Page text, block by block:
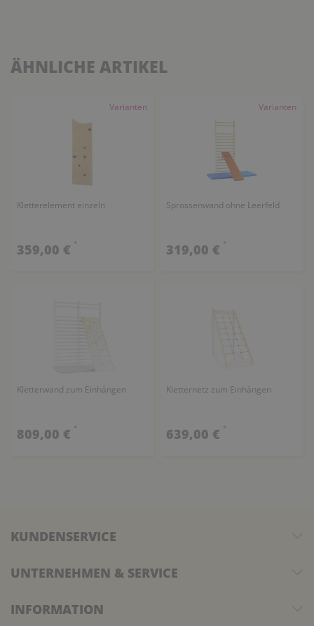
ÄHNLICHE ARTIKEL
Varianten
Kletterelement einzeln
359,00 € *
Varianten
Sprossenwand ohne Leerfeld
319,00 € *
Kletterwand zum Einhängen
809,00 € *
Kletternetz zum Einhängen
639,00 € *
KUNDENSERVICE
UNTERNEHMEN & SERVICE
INFORMATION